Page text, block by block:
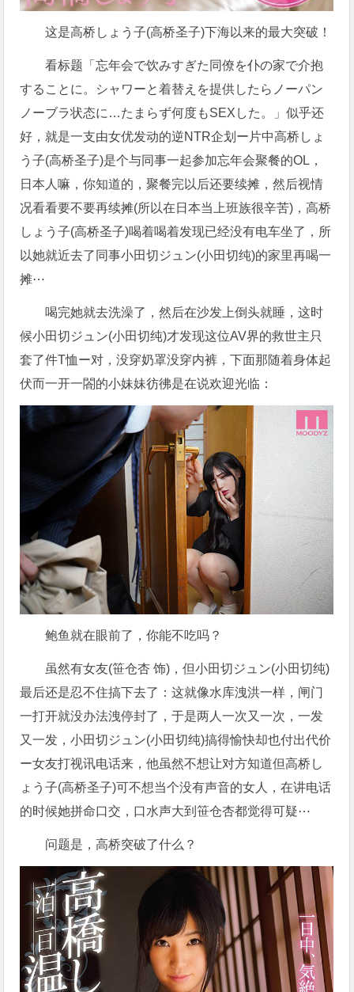
这是高桥しょう子(高桥圣子)下海以来的最大突破！
看标题「忘年会で饮みすぎた同僚を仆の家で介抱
することに。シャワーと着替えを提供したらノーパン
ノーブラ状态に…たまらず何度もSEXした。」似乎还
好，就是一支由女优发动的逆NTR企划ー片中高桥しょ
う子(高桥圣子)是个与同事一起参加忘年会聚餐的OL，
日本人嘛，你知道的，聚餐完以后还要续摊，然后视情
况看看要不要再续摊(所以在日本当上班族很辛苦)，高桥
しょう子(高桥圣子)喝着喝着发现已经没有电车坐了，所
以她就近去了同事小田切ジュン(小田切纯)的家里再喝一
摊⋯
喝完她就去洗澡了，然后在沙发上倒头就睡，这时
候小田切ジュン(小田切纯)才发现这位AV界的救世主只
套了件T恤ー对，没穿奶罩没穿内裤，下面那随着身体起
伏而一开一閤的小妹妹彷彿是在说欢迎光临：
鲍鱼就在眼前了，你能不吃吗？
虽然有女友(笹仓杏 饰)，但小田切ジュン(小田切纯)
最后还是忍不住搞下去了：这就像水库洩洪一样，闸门
一打开就没办法洩停封了，于是两人一次又一次，一发
又一发，小田切ジュン(小田切纯)搞得愉快却也付出代价
ー女友打视讯电话来，他虽然不想让对方知道但高桥し
ょう子(高桥圣子)可不想当个没有声音的女人，在讲电话
的时候她拼命口交，口水声大到笹仓杏都觉得可疑⋯
问题是，高桥突破了什么？